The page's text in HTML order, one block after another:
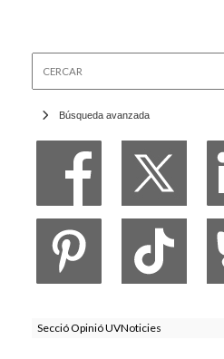
Búsqueda avanzada
Secció Opinió UVNoticies